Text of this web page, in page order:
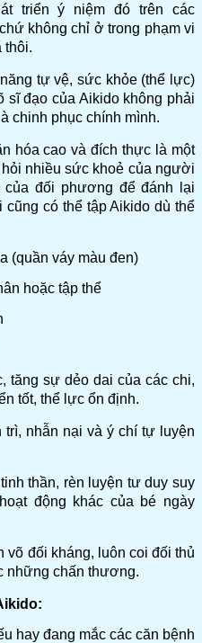
triển ý niệm đó trên các
không chỉ ở trong phạm vi
thôi.
tự vệ, sức khỏe (thể lực)
sĩ đạo của Aikido không phải
chinh phục chính mình.
hóa cao và đích thực là một
nhiều sức khoẻ của người
đối phương để đánh lại
có thể tập Aikido dù thể
(quần váy màu đen)
hoặc tập thể
tăng sự dẻo dai của các chi,
tốt, thể lực ổn định.
trì, nhẫn nại và ý chí tự luyện
thần, rèn luyện tư duy suy
động khác của bé ngày
võ đối kháng, luôn coi đối thủ
những chấn thương.
hay đang mắc các căn bệnh